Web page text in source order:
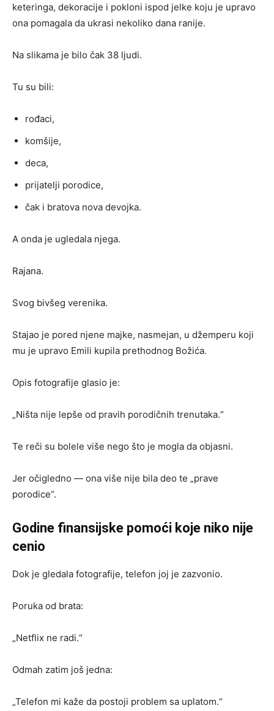
keteringa, dekoracije i pokloni ispod jelke koju je upravo
ona pomagala da ukrasi nekoliko dana ranije.
Na slikama je bilo čak 38 ljudi.
Tu su bili:
rođaci,
komšije,
deca,
prijatelji porodice,
čak i bratova nova devojka.
A onda je ugledala njega.
Rajana.
Svog bivšeg verenika.
Stajao je pored njene majke, nasmejan, u džemperu koji
mu je upravo Emili kupila prethodnog Božića.
Opis fotografije glasio je:
„Ništa nije lepše od pravih porodičnih trenutaka.“
Te reči su bolele više nego što je mogla da objasni.
Jer očigledno — ona više nije bila deo te „prave
porodice“.
Godine finansijske pomoći koje niko nije
cenio
Dok je gledala fotografije, telefon joj je zazvonio.
Poruka od brata:
„Netflix ne radi.“
Odmah zatim još jedna:
„Telefon mi kaže da postoji problem sa uplatom.“